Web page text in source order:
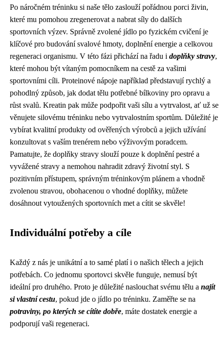
Po náročném tréninku si naše tělo zaslouží pořádnou porci živin,
které mu pomohou zregenerovat a nabrat síly do dalších
sportovních výzev. Správně zvolené jídlo po fyzickém cvičení je
klíčové pro budování svalové hmoty, doplnění energie a celkovou
regeneraci organismu. V této fázi přichází na řadu i doplňky stravy,
které mohou být vítaným pomocníkem na cestě za vašimi
sportovními cíli. Proteinové nápoje například představují rychlý a
pohodlný způsob, jak dodat tělu potřebné bílkoviny pro opravu a
růst svalů. Kreatin pak může podpořit vaši sílu a vytrvalost, ať už se
věnujete silovému tréninku nebo vytrvalostním sportům. Důležité je
vybírat kvalitní produkty od ověřených výrobců a jejich užívání
konzultovat s vaším trenérem nebo výživovým poradcem.
Pamatujte, že doplňky stravy slouží pouze k doplnění pestré a
vyvážené stravy a nemohou nahradit zdravý životní styl. S
pozitivním přístupem, správným tréninkovým plánem a vhodně
zvolenou stravou, obohacenou o vhodné doplňky, můžete
dosáhnout vytoužených sportovních met a cítit se skvěle!
Individuální potřeby a cíle
Každý z nás je unikátní a to samé platí i o našich tělech a jejich
potřebách. Co jednomu sportovci skvěle funguje, nemusí být
ideální pro druhého. Proto je důležité naslouchat svému tělu a najít
si vlastní cestu, pokud jde o jídlo po tréninku. Zaměřte se na
potraviny, po kterých se cítíte dobře, máte dostatek energie a
podporují vaši regeneraci.